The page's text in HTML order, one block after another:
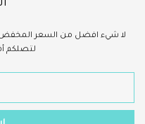
لا شيء افضل من السعر
لتصلكم